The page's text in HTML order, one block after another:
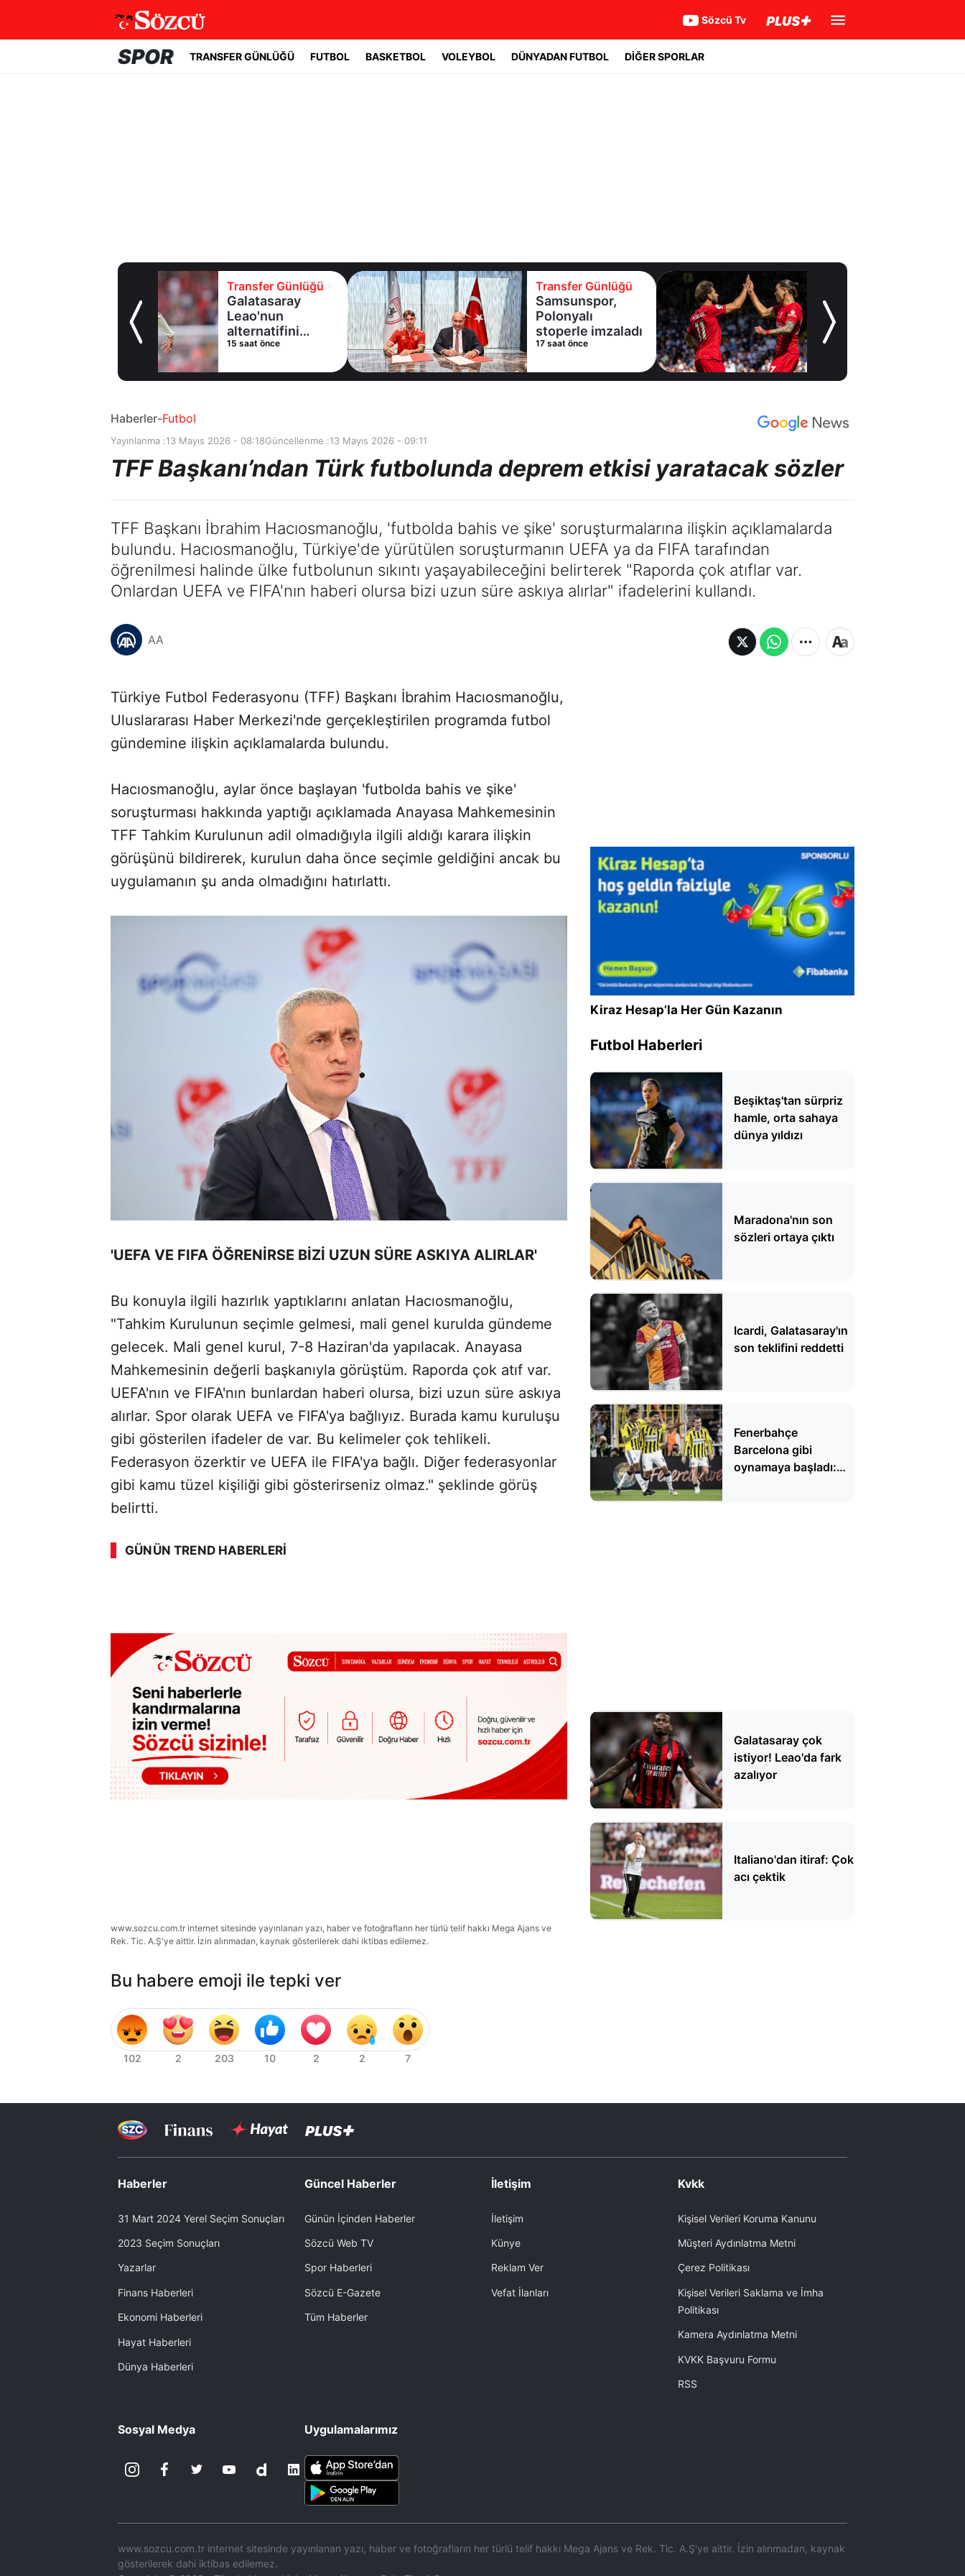
Sözcü Tv
SPOR TRANSFER GÜNLÜĞÜ FUTBOL BASKETBOL VOLEYBOL DÜNYADAN FUTBOL DİĞER SPORLAR
Arsenal'de buldu
Transfer Günlüğü
Samsunspor,
Polonyalı
stoperle imzaladı
17 saat önce
Transfer Günlüğü
Salah devreye
girdi,
Trabzonspor bir
yıldızı daha bitirdi
1 gün önce
Haberler-Futbol
Yayınlanma :13 Mayıs 2026 - 08:18Güncellenme :13 Mayıs 2026 - 09:11
TFF Başkanı’ndan Türk futbolunda deprem etkisi yaratacak sözler
TFF Başkanı İbrahim Hacıosmanoğlu, 'futbolda bahis ve şike' soruşturmalarına ilişkin açıklamalarda
bulundu. Hacıosmanoğlu, Türkiye'de yürütülen soruşturmanın UEFA ya da FIFA tarafından
öğrenilmesi halinde ülke futbolunun sıkıntı yaşayabileceğini belirterek "Raporda çok atıflar var.
Onlardan UEFA ve FIFA'nın haberi olursa bizi uzun süre askıya alırlar" ifadelerini kullandı.
AA
Türkiye Futbol Federasyonu (TFF) Başkanı İbrahim Hacıosmanoğlu,
Uluslararası Haber Merkezi'nde gerçekleştirilen programda futbol
gündemine ilişkin açıklamalarda bulundu.
Hacıosmanoğlu, aylar önce başlayan 'futbolda bahis ve şike'
soruşturması hakkında yaptığı açıklamada Anayasa Mahkemesinin
TFF Tahkim Kurulunun adil olmadığıyla ilgili aldığı karara ilişkin
görüşünü bildirerek, kurulun daha önce seçimle geldiğini ancak bu
uygulamanın şu anda olmadığını hatırlattı.
'UEFA VE FIFA ÖĞRENİRSE BİZİ UZUN SÜRE ASKIYA ALIRLAR'
Bu konuyla ilgili hazırlık yaptıklarını anlatan Hacıosmanoğlu,
"Tahkim Kurulunun seçimle gelmesi, mali genel kurulda gündeme
gelecek. Mali genel kurul, 7-8 Haziran'da yapılacak. Anayasa
Mahkemesinin değerli başkanıyla görüştüm. Raporda çok atıf var.
UEFA'nın ve FIFA'nın bunlardan haberi olursa, bizi uzun süre askıya
alırlar. Spor olarak UEFA ve FIFA'ya bağlıyız. Burada kamu kuruluşu
gibi gösterilen ifadeler de var. Bu kelimeler çok tehlikeli.
Federasyon özerktir ve UEFA ile FIFA'ya bağlı. Diğer federasyonlar
gibi kamu tüzel kişiliği gibi gösterirseniz olmaz." şeklinde görüş
belirtti.
GÜNÜN TREND HABERLERI
00:02 / 02:14
www.sozcu.com.tr internet sitesinde yayınlanan yazı, haber ve fotoğrafların her türlü telif hakkı Mega Ajans ve
Rek. Tic. A.Ş'ye aittir. İzin alınmadan, kaynak gösterilerek dahi iktibas edilemez.
Bu habere emoji ile tepki ver
Kiraz Hesap’la Her Gün Kazanın
Futbol Haberleri
Beşiktaş'tan sürpriz
hamle, orta sahaya
dünya yıldızı
Maradona'nın son
sözleri ortaya çıktı
Icardi, Galatasaray'ın
son teklifini reddetti
Fenerbahçe
Barcelona gibi
oynamaya başladı:
Galatasaray çok
istiyor! Leao'da fark
azalıyor
Italiano'dan itiraf: Çok
acı çektik
Haberler
31 Mart 2024 Yerel Seçim Sonuçları
2023 Seçim Sonuçları
Yazarlar
Finans Haberleri
Ekonomi Haberleri
Hayat Haberleri
Dünya Haberleri
Güncel Haberler
Günün İçinden Haberler
Sözcü Web TV
Spor Haberleri
Sözcü E-Gazete
Tüm Haberler
İletişim
İletişim
Künye
Reklam Ver
Vefat İlanları
Kvkk
Kişisel Verileri Koruma Kanunu
Müşteri Aydınlatma Metni
Çerez Politikası
Kişisel Verileri Saklama ve İmha
Politikası
Kamera Aydınlatma Metni
KVKK Başvuru Formu
RSS
Sosyal Medya Uygulamalarımız
www.sozcu.com.tr internet sitesinde yayınlanan yazı, haber ve fotoğrafların her türlü telif hakkı Mega Ajans ve Rek. Tic. A.Ş'ye aittir. İzin alınmadan, kaynak
gösterilerek dahi iktibas edilemez.